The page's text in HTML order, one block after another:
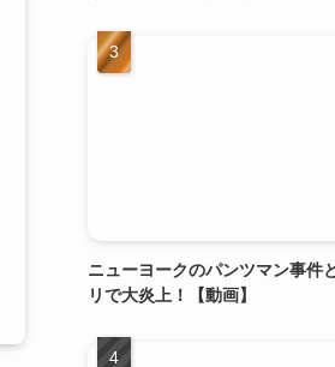
ニューヨークのパンツマン事件
リで大炎上！【動画】